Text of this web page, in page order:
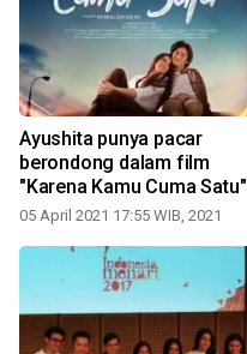
Ayushita punya pacar
berondong dalam film
"Karena Kamu Cuma Satu"
05 April 2021 17:55 WIB, 2021